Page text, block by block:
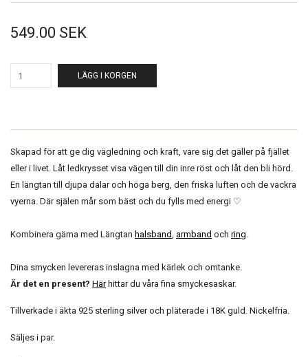
549.00 SEK
LÄGG I KORGEN
Skapad för att ge dig vägledning och kraft, vare sig det gäller på fjället
eller i livet. Låt ledkrysset visa vägen till din inre röst och låt den bli hörd.
En längtan till djupa dalar och höga berg, den friska luften och de vackra
vyerna. Där själen mår som bäst och du fylls med energi ♡
Kombinera gärna med Längtan halsband, armband och ring.
Dina smycken levereras inslagna med kärlek och omtanke.
Är det en present? Härhittar du våra fina smyckesaskar.
Tillverkade i äkta 925 sterling silver och pläterade i 18K guld. Nickelfria.
Säljes i par.